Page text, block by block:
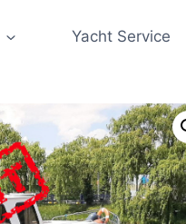
Yacht Service